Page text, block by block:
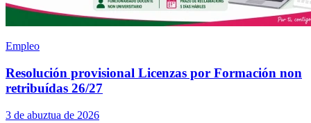
Empleo
Resolución provisional Licenzas por Formación non
retribuídas 26/27
3 de abuztua de 2026